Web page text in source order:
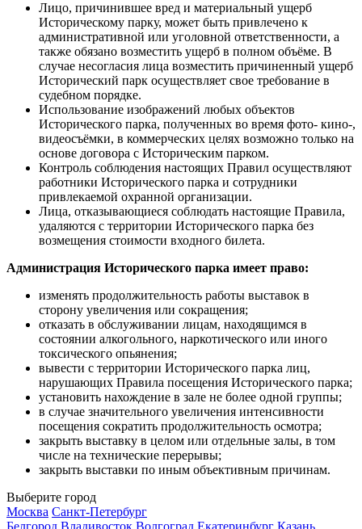
Лицо, причинившее вред и материальный ущерб
Историческому парку, может быть привлечено к
административной или уголовной ответственности, а
также обязано возместить ущерб в полном объёме. В
случае несогласия лица возместить причиненный ущерб
Исторический парк осуществляет свое требование в
судебном порядке.
Использование изображений любых объектов
Исторического парка, полученных во время фото- кино-,
видеосъёмки, в коммерческих целях возможно только на
основе договора с Историческим парком.
Контроль соблюдения настоящих Правил осуществляют
работники Исторического парка и сотрудники
привлекаемой охранной организации.
Лица, отказывающиеся соблюдать настоящие Правила,
удаляются с территории Исторического парка без
возмещения стоимости входного билета.
Администрация Исторического парка имеет право:
изменять продолжительность работы выставок в
сторону увеличения или сокращения;
отказать в обслуживании лицам, находящимся в
состоянии алкогольного, наркотического или иного
токсического опьянения;
вывести с территории Исторического парка лиц,
нарушающих Правила посещения Исторического парка;
установить нахождение в зале не более одной группы;
в случае значительного увеличения интенсивности
посещения сократить продолжительность осмотра;
закрыть выставку в целом или отдельные залы, в том
числе на технические перерывы;
закрыть выставки по иным объективным причинам.
Выберите город
Москва Санкт-Петербург